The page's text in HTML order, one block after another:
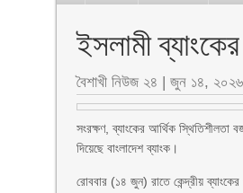
ইসলামী
বৈশাখী নিউজ ২৪ | জুন ১৪, ২০২৬
সংরক্ষণ, ব্যাংকের আর্থিক স্থিতিশীলতা
দিয়েছে বাংলাদেশ ব্যাংক।
রোববার (১৪ জুন) রাতে কেন্দ্রীয়